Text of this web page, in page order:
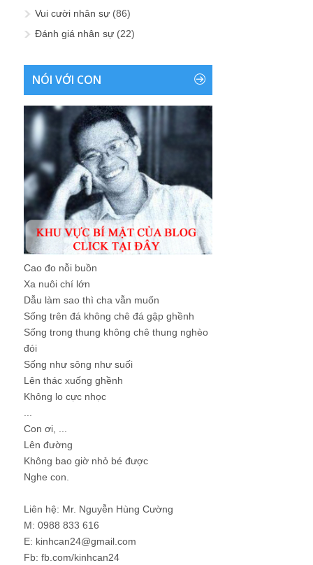
Vui cười nhân sự (86)
Đánh giá nhân sự (22)
NÓI VỚI CON
Cao đo nỗi buồn
Xa nuôi chí lớn
Dẫu làm sao thì cha vẫn muốn
Sống trên đá không chê đá gập ghềnh
Sống trong thung không chê thung nghèo
đói
Sống như sông như suối
Lên thác xuống ghềnh
Không lo cực nhọc
Con ơi, ...
Lên đường
Không bao giờ nhỏ bé được
Nghe con.
Liên hệ: Mr. Nguyễn Hùng Cường
M: 0988 833 616
E: kinhcan24@gmail.com
Fb: fb.com/kinhcan24